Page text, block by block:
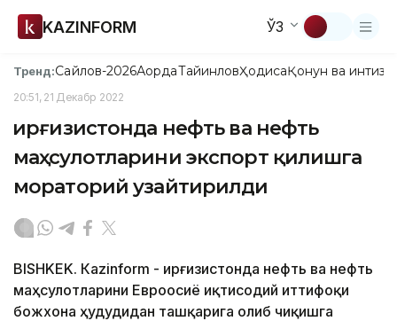
KAZINFORM ЎЗ
Тренд:Сайлов-2026АқордаТайинловҲодисаҚонун ва
20:51, 21 Декабр 2022
Қирғизистонда нефть ва нефть
маҳсулотларини экспорт қилишга
мораторий узайтирилди
BISHKEK. Кazinform - Қирғизистонда нефть ва нефть
маҳсулотларини Евроосиё иқтисодий иттифоқи
божхона ҳудудидан ташқарига олиб чиқишга